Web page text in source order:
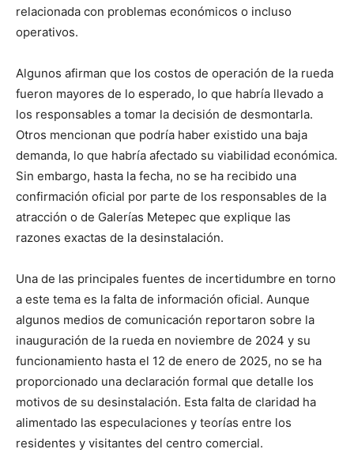
relacionada con problemas económicos o incluso
operativos.
Algunos afirman que los costos de operación de la rueda
fueron mayores de lo esperado, lo que habría llevado a
los responsables a tomar la decisión de desmontarla.
Otros mencionan que podría haber existido una baja
demanda, lo que habría afectado su viabilidad económica.
Sin embargo, hasta la fecha, no se ha recibido una
confirmación oficial por parte de los responsables de la
atracción o de Galerías Metepec que explique las
razones exactas de la desinstalación.
Una de las principales fuentes de incertidumbre en torno
a este tema es la falta de información oficial. Aunque
algunos medios de comunicación reportaron sobre la
inauguración de la rueda en noviembre de 2024 y su
funcionamiento hasta el 12 de enero de 2025, no se ha
proporcionado una declaración formal que detalle los
motivos de su desinstalación. Esta falta de claridad ha
alimentado las especulaciones y teorías entre los
residentes y visitantes del centro comercial.